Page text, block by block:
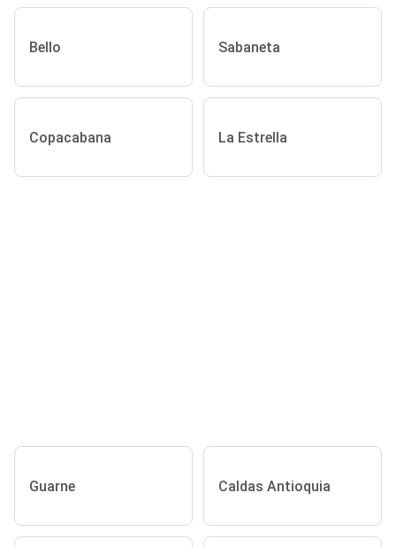
Bello Sabaneta
Copacabana La Estrella
Guarne Caldas Antioquia